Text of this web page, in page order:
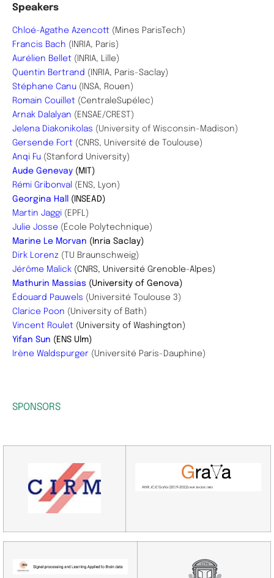
Speakers
Chloé-Agathe Azencott (Mines ParisTech)
Francis Bach (INRIA, Paris)
Aurélien Bellet (INRIA, Lille)
Quentin Bertrand (INRIA, Paris-Saclay)
Stéphane Canu (INSA, Rouen)
Romain Couillet (CentraleSupélec)
Arnak Dalalyan (ENSAE/CREST)
Jelena Diakonikolas ( University of Wisconsin-Madison)
Gersende Fort (CNRS, Université de Toulouse)
Anqi Fu (Stanford University)
Aude Genevay (MIT)
Rémi Gribonval (ENS, Lyon)
Georgina Hall
(INSEAD)
Martin Jaggi (EPFL)
Julie Josse (École Polytechnique)
Marine Le Morvan (Inria Saclay)
Dirk Lorenz (TU Braunschweig)
Jérôme Malick (CNRS, Université Grenoble-Alpes)
Mathurin Massias (University of Genova)
Édouard Pauwels (Université Toulouse 3)
Clarice Poon (University of Bath)
Vincent Roulet (University of Washington)
Yifan Sun (ENS Ulm)
Irène Waldspurger (Université Paris-Dauphine)
SPONSORS